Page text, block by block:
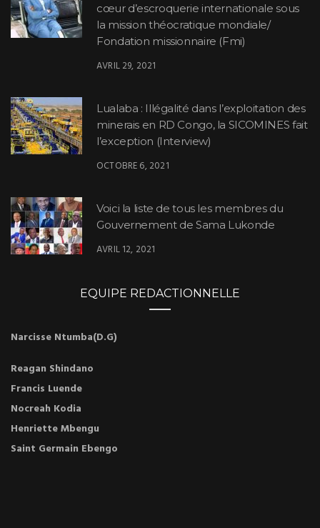
cœur d’escroquerie internationale sous
la mission théocratique mondiale/
Fondation missionnaire (Fmi)
AVRIL 29, 2021
Lualaba : Illégalité dans l’exploitation des
minerais en RD Congo, la SICOMINES fait
l’exception (Interview)
OCTOBRE 6, 2021
Voici la liste de tous les membres du
Gouvernement de Sama Lukonde
AVRIL 12, 2021
EQUIPE REDACTIONNELLE
Narcisse Ntumba(D.G)
Reagan Shindano
Francis Luende
Nocreah Kodia
Henriette Mbengu
Saint Germain Ebengo